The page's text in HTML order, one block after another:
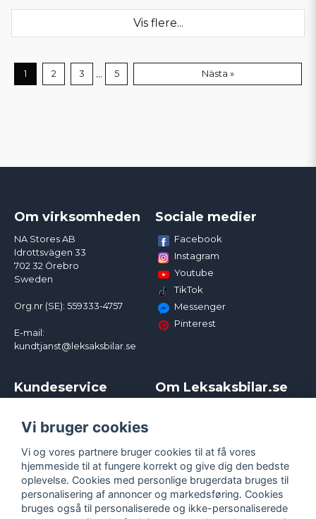
Vis flere...
1 2 3 ... 5 Nästa »
Om virksomheden
NA Stores AB
Idrottsvägen 33
702 32 Örebro
Sweden
Org.nr (SE): 559333-4757
E-mail:
kundtjanst@leksaksbilar.se
Sociale medier
Facebook
Instagram
Youtube
TikTok
Messenger
Pinterest
Kundeservice
Kampagner og rabatter
Reklamation
Policy chase cars
Returnera
Logga in
Om Leksaksbilar.se
Handelsbetingelser
Persondatapolitik
Cookies
Vi bruger cookies
Vi og vores partnere bruger cookies til at få vores
hjemmeside til at fungere korrekt og give dig den bedste
oplevelse. Cookies med personlige brugerdata bruges til
personalisering af annoncer og markedsføring. Cookies
bruges også til personaliserede og ikke-personaliserede